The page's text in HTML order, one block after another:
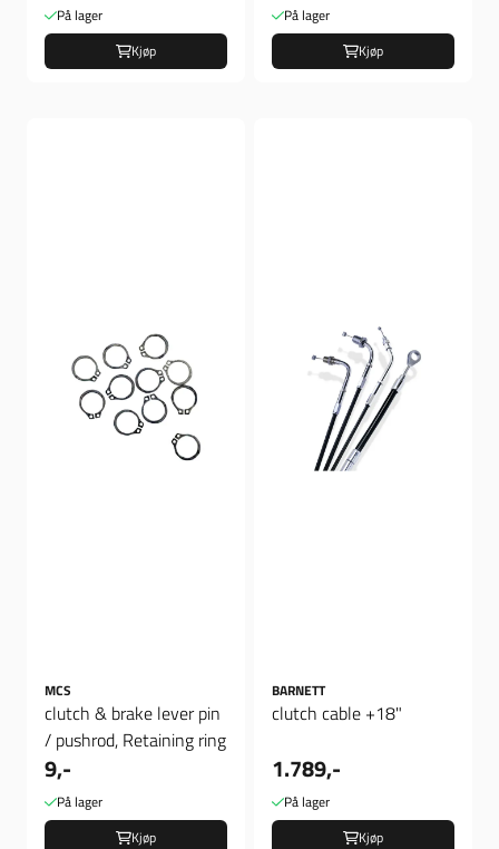
På lager
Kjøp
På lager
Kjøp
MCS
clutch & brake lever pin
/ pushrod, Retaining ring
9,-
På lager
Kjøp
BARNETT
clutch cable +18"
1.789,-
På lager
Kjøp